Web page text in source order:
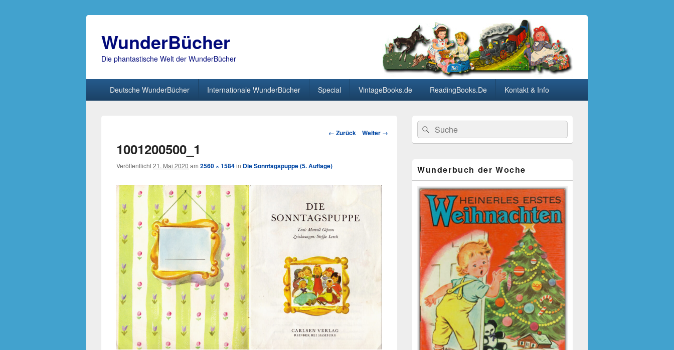
WunderBücher
Die phantastische Welt der WunderBücher
Deutsche WunderBücher Internationale WunderBücher Special VintageBooks.de ReadingBooks.De Kontakt & Info
Bild-
← Zurück Weiter →
1001200500_1
Veröffentlicht21. Mai 2020 am 2560 × 1584in Die Sonntagspuppe (5. Auflage)
Primärer
Seitenleisten
Widget-
Bereich
Search
for:
Suche
Wunderbuch der Woche